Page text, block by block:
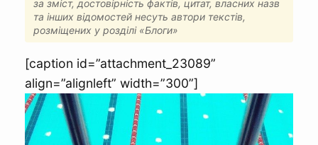
за зміст, достовірність фактів, цитат, власних назв
та інших відомостей несуть автори текстів,
розміщених у розділі «Блоги»
[caption id=”attachment_23089”
align=”alignleft” width=”300”]